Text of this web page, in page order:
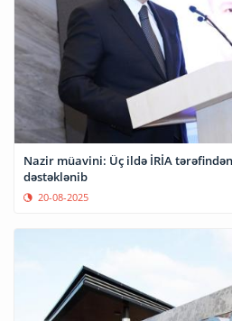
Nazir müavini: Üç ildə İRİA
dəstəklənib
20-08-2025